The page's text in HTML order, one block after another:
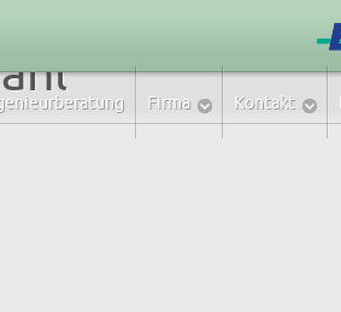
Firma Kontakt